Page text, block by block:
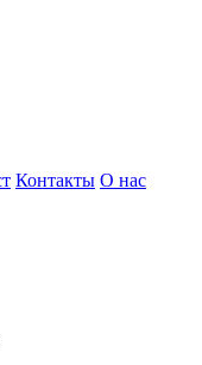
Контакты О нас